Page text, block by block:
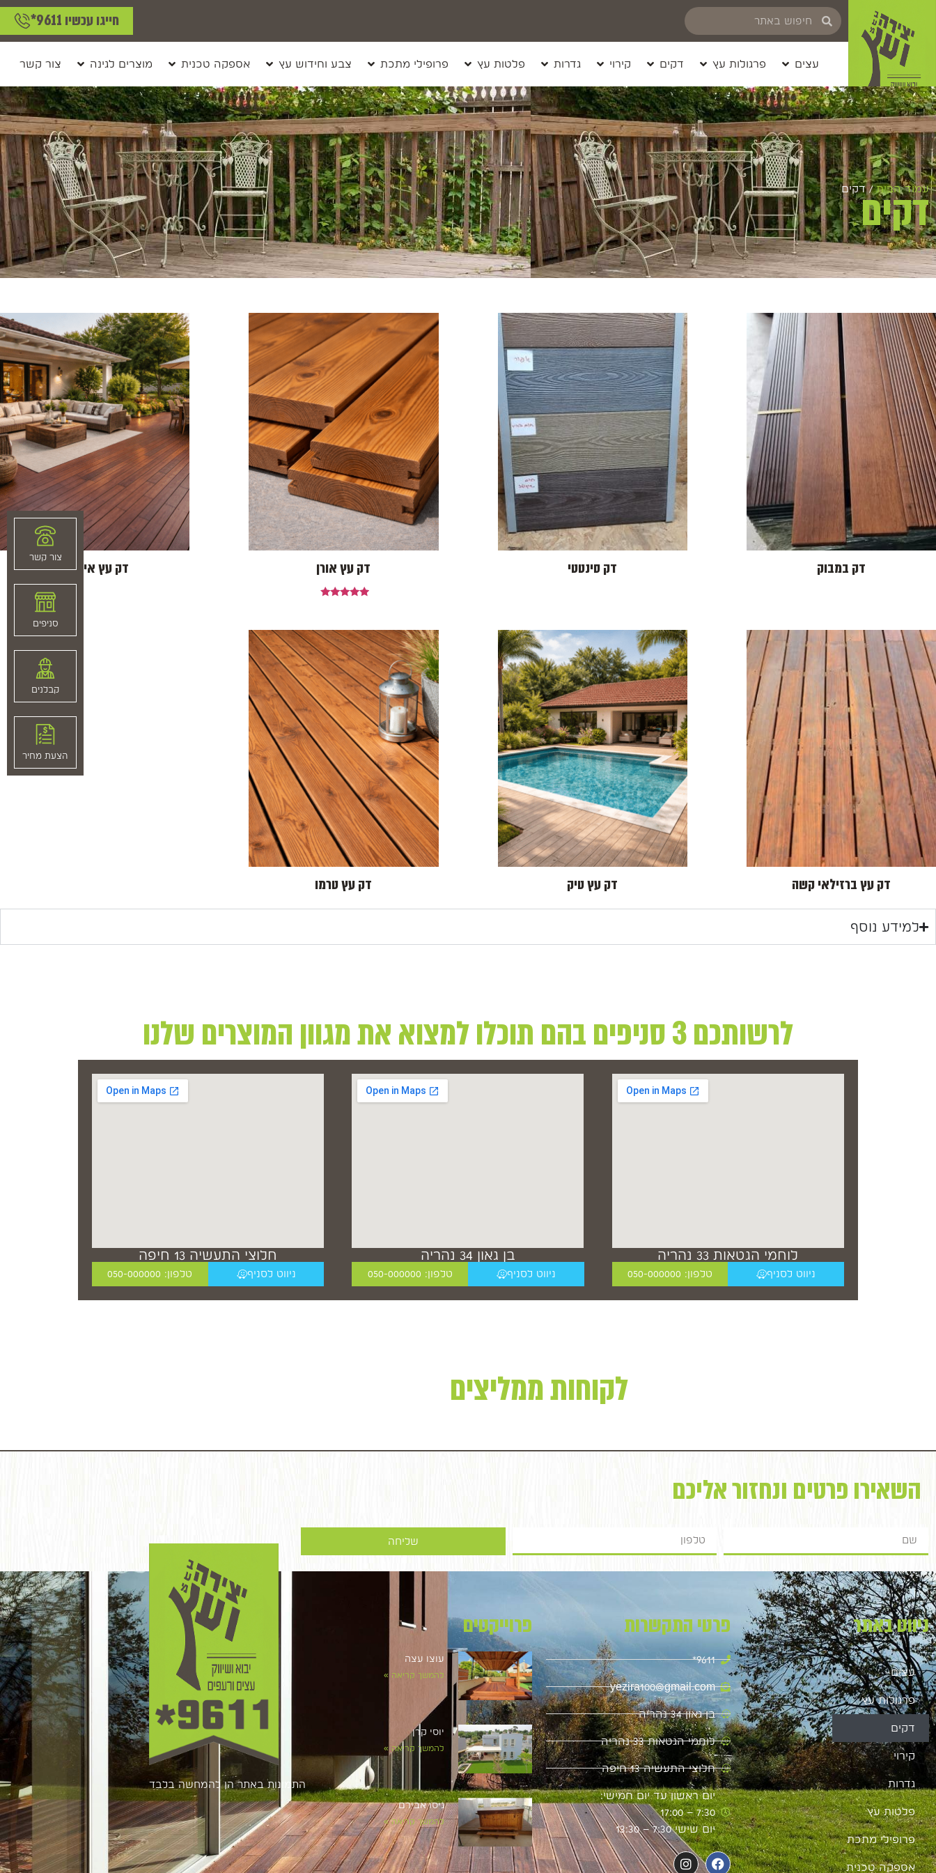
חייגו עכשיו 9611*
עצים פרגולות עץ דקים קירוי גדרות פלטות עץ פרופילי מתכת צבע וחידוש עץ אספקה טכנית מוצרים לגינה צור קשר
עמוד הבית/ דקיםדקים
דק במבוק דק סינטטי דק עץ אורן דק עץ איפאה
דק עץ ברזילאי קשה דק עץ טיק דק עץ טרמו
למידע נוסף
לרשותכם 3 סניפים בהם תוכלו למצוא את מגוון המוצרים שלנו
לוחמי הגטאות 33 נהריה
ניווט לסניף טלפון: 050-000000
בן גאון 34 נהריה
ניווט לסניף טלפון: 050-000000
חלוצי התעשיה 13 חיפה
ניווט לסניף טלפון: 050-000000
לקוחות ממליצים
השאירו פרטים ונחזור אליכם
שליחה
ניווט באתר
עצים
פרגולות עץ
דקים
קירוי
גדרות
פלטות עץ
פרופילי מתכת
אספקה טכנית
פרטי התקשרות
9611*
yezira100@gmail.com
בן גאון 34 נהריה
לוחמי הגטאות 33 נהריה
חלוצי התעשיה 13 חיפה
יום ראשון עד יום חמישי:
7:30 – 17:00
יום שישי 7:30 – 13:30
פרוייקטים
עוצו עצה
להמשך קריאה »
יוסי קרן
להמשך קריאה »
ניסו אבירם
להמשך קריאה »
צור קשר
סניפים
קבלנים
הצעת מחיר
התמונות באתר הן להמחשה בלבד